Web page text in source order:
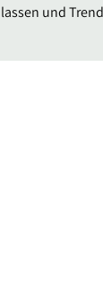
lassen und